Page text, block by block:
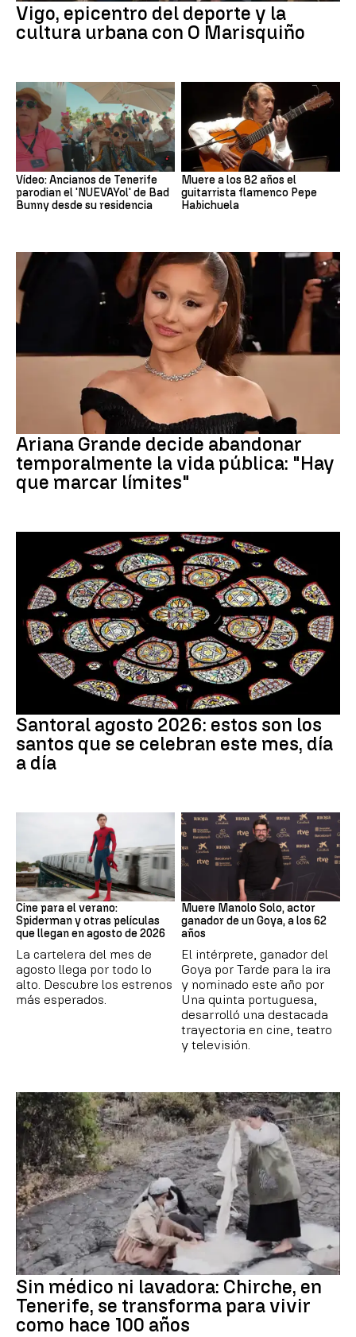
Vigo, epicentro del deporte y la
cultura urbana con O Marisquiño
Vídeo: Ancianos de Tenerife
parodian el 'NUEVAYol' de Bad
Bunny desde su residencia
Muere a los 82 años el
guitarrista flamenco Pepe
Habichuela
Ariana Grande decide abandonar
temporalmente la vida pública: "Hay
que marcar límites"
Santoral agosto 2026: estos son los
santos que se celebran este mes, día
a día
Cine
Cine para el verano:
Spiderman y otras películas
que llegan en agosto de 2026
La cartelera del mes de
agosto llega por todo lo
alto. Descubre los estrenos
más esperados.
Actor
Muere Manolo Solo, actor
ganador de un Goya, a los 62
años
El intérprete, ganador del
Goya por Tarde para la ira
y nominado este año por
Una quinta portuguesa,
desarrolló una destacada
trayectoria en cine, teatro
y televisión.
Sin médico ni lavadora: Chirche, en
Tenerife, se transforma para vivir
como hace 100 años